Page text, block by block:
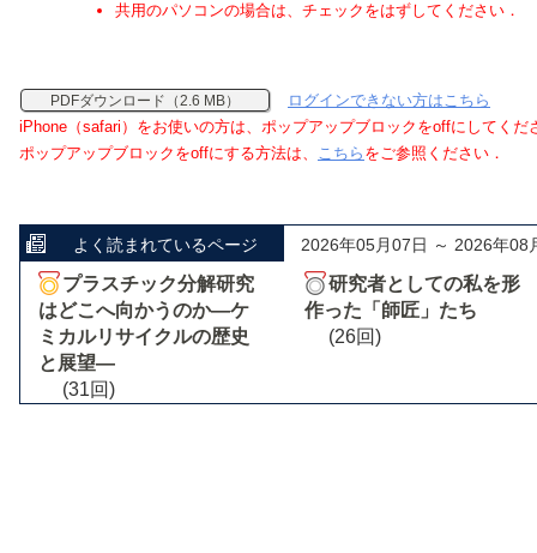
共用のパソコンの場合は、チェックをはずしてください．
PDFダウンロード（2.6 MB）
ログインできない方はこちら
iPhone（safari）をお使いの方は、ポップアップブロックをoffにしてくだ
ポップアップブロックをoffにする方法は、 こちら をご参照ください．
よく読まれているページ 2026年05月07日 ～ 2026年08
プラスチック分解研究
はどこへ向かうのか―ケ
ミカルリサイクルの歴史
と展望―
(31回)
研究者としての私を形
作った「師匠」たち
(26回)